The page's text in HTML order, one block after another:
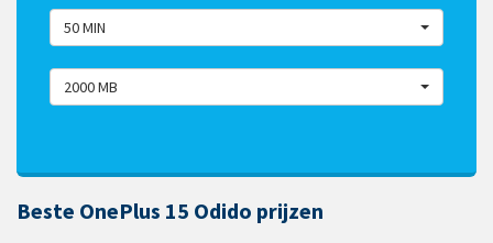
50 MIN
2000 MB
Beste OnePlus 15 Odido prijzen